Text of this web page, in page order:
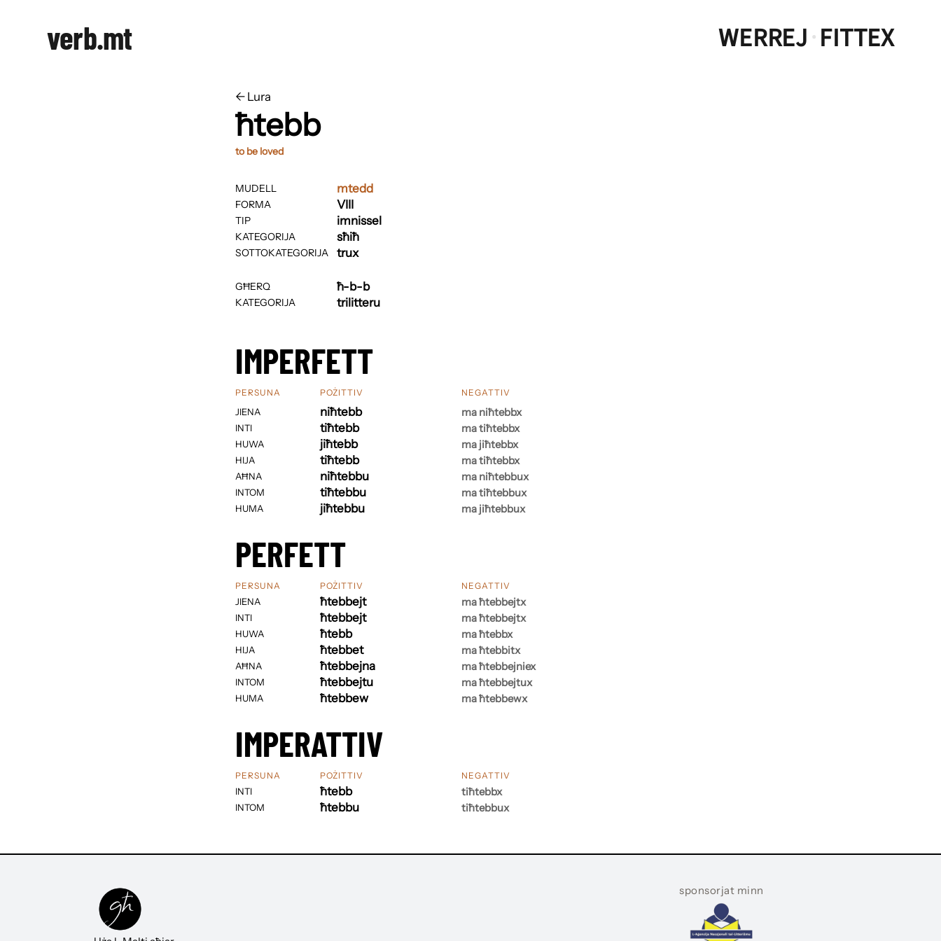
verb.mt WERREJ·FITTEX
← ​​Lura
ħtebb
to be loved
MUDELL
FORMA
TIP
KATEGORIJA
SOTTOKATEGORIJA
GĦERQ
KATEGORIJA
mtedd
VIII
imnissel
sħiħ
trux
ħ-b-b
trilitteru
IMPERFETT
PERSUNA
JIENA
INTI
HUWA
HIJA
AĦNA
INTOM
HUMA
POŻITTIV
niħtebb
tiħtebb
jiħtebb
tiħtebb
niħtebbu
tiħtebbu
jiħtebbu
NEGATTIV
ma niħtebbx
ma tiħtebbx
ma jiħtebbx
ma tiħtebbx
ma niħtebbux
ma tiħtebbux
ma jiħtebbux
PERFETT
PERSUNA
JIENA
INTI
HUWA
HIJA
AĦNA
INTOM
HUMA
POŻITTIV
ħtebbejt
ħtebbejt
ħtebb
ħtebbet
ħtebbejna
ħtebbejtu
ħtebbew
NEGATTIV
ma ħtebbejtx
ma ħtebbejtx
ma ħtebbx
ma ħtebbitx
ma ħtebbejniex
ma ħtebbejtux
ma ħtebbewx
IMPERATTIV
PERSUNA
INTI
INTOM
POŻITTIV
ħtebb
ħtebbu
NEGATTIV
tiħtebbx
tiħtebbux
sponsorjat minn